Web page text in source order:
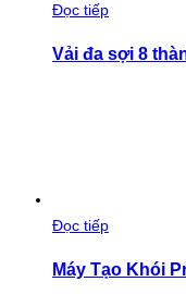
Đọc tiếp
Vải đa sợi 8
Đọc tiếp
Máy Tạo Khói